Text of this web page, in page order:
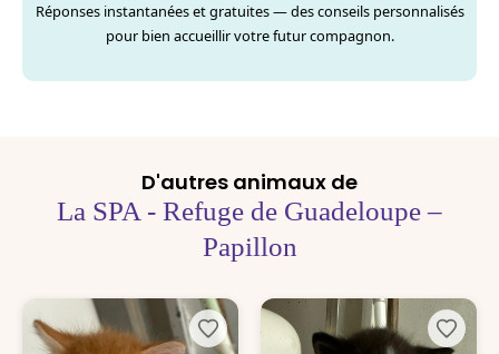
Réponses instantanées et gratuites — des conseils personnalisés
pour bien accueillir votre futur compagnon.
D'autres animaux de
La SPA - Refuge de Guadeloupe –
Papillon